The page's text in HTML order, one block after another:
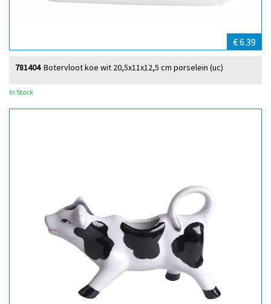
€ 6.39
Botervloot koe wit 20,5x11x12,5 cm porselein (uc)
781404
In Stock